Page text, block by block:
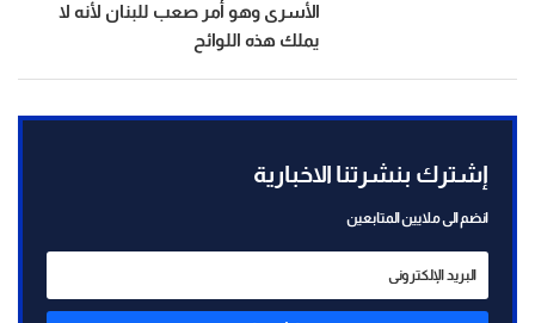
الأسرى وهو أمر صعب للبنان لأنه لا
يملك هذه اللوائح
إشترك بنشرتنا الاخبارية
انضم الى ملايين المتابعين